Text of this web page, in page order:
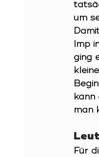
um
Imp
ging
kann
man
Für